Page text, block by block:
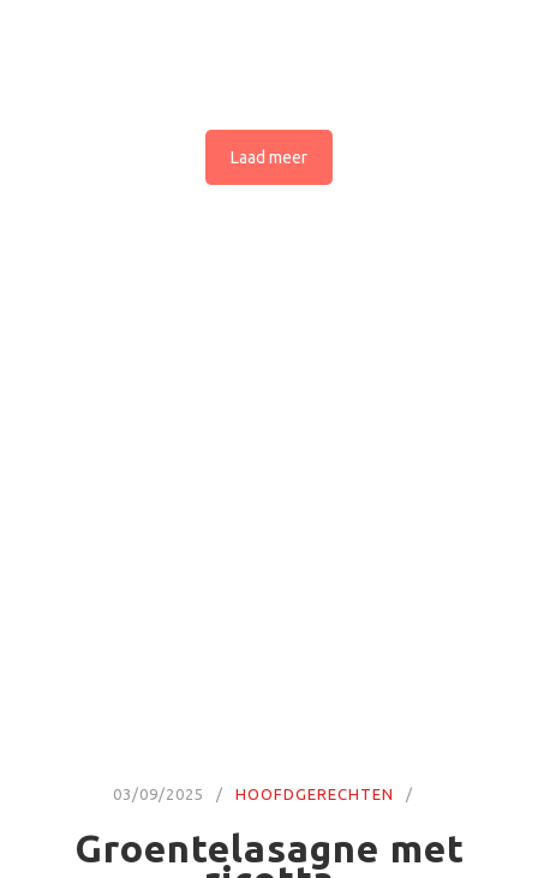
Laad meer
03/09/2025 HOOFDGERECHTEN
Groentelasagne met